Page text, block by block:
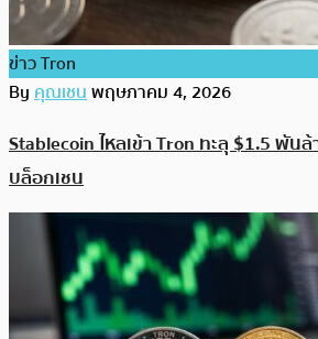
ข่าว Tron
Byคุณเชนพฤษภาคม 4, 2026
Stablecoin ไหลเข้า Tron ทะลุ $1.5 พัน
บล็อกเชน